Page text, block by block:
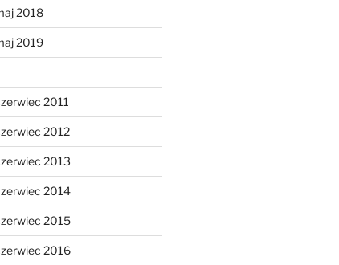
2018
2019
2011
2012
2013
2014
2015
2016